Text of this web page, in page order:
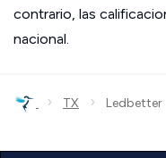
contrario, las
nacional.
› TX › Ledbetter